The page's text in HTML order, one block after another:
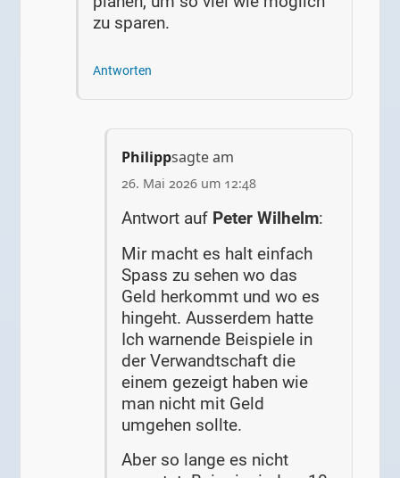
zu sparen.
Antworten
Philippsagte am
26. Mai 2026 um 12:48
Antwort auf Peter Wilhelm:
Mir macht es halt einfach
Spass zu sehen wo das
Geld herkommt und wo es
hingeht. Ausserdem hatte
Ich warnende Beispiele in
der Verwandtschaft die
einem gezeigt haben wie
man nicht mit Geld
umgehen sollte.
Aber so lange es nicht